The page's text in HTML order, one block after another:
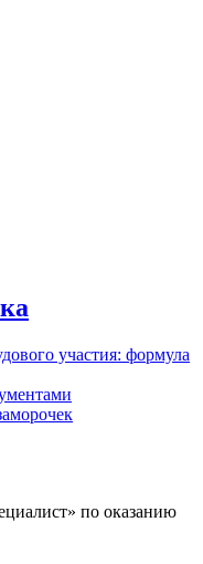
участия: формула
по оказанию